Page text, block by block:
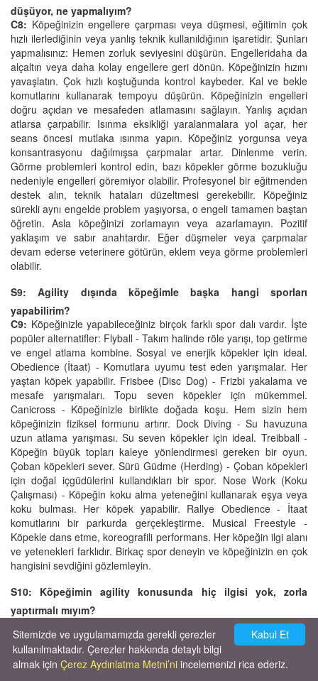
düşüyor, ne yapmalıyım?
C8: Köpeğinizin engellere çarpması veya düşmesi, eğitimin çok
hızlı ilerlediğinin veya yanlış teknik kullanıldığının işaretidir. Şunları
yapmalısınız: Hemen zorluk seviyesini düşürün. Engelleridaha da
alçaltın veya daha kolay engellere geri dönün. Köpeğinizin hızını
yavaşlatın. Çok hızlı koştuğunda kontrol kaybeder. Kal ve bekle
komutlarını kullanarak tempoyu düşürün. Köpeğinizin engelleri
doğru açıdan ve mesafeden atlamasını sağlayın. Yanlış açıdan
atlarsa çarpabilir. Isınma eksikliği yaralanmalara yol açar, her
seans öncesi mutlaka ısınma yapın. Köpeğiniz yorgunsa veya
konsantrasyonu dağılmışsa çarpmalar artar. Dinlenme verin.
Görme problemleri kontrol edin, bazı köpekler görme bozukluğu
nedeniyle engelleri göremiyor olabilir. Profesyonel bir eğitmenden
destek alın, teknik hataları düzeltmesi gerekebilir. Köpeğiniz
sürekli aynı engelde problem yaşıyorsa, o engeli tamamen baştan
öğretin. Asla köpeğinizi zorlamayın veya azarlamayın. Pozitif
yaklaşım ve sabır anahtardır. Eğer düşmeler veya çarpmalar
devam ederse veterinere götürün, eklem veya görme problemleri
olabilir.
S9: Agility dışında köpeğimle başka hangi sporları
yapabilirim?
C9: Köpeğinizle yapabileceğiniz birçok farklı spor dalı vardır. İşte
popüler alternatifler: Flyball - Takım halinde röle yarışı, top getirme
ve engel atlama kombine. Sosyal ve enerjik köpekler için ideal.
Obedience (İtaat) - Komutlara uyumu test eden yarışmalar. Her
yaştan köpek yapabilir. Frisbee (Disc Dog) - Frizbi yakalama ve
mesafe yarışmaları. Topu seven köpekler için mükemmel.
Canicross - Köpeğinizle birlikte doğada koşu. Hem sizin hem
köpeğinizin fiziksel formunu artırır. Dock Diving - Su havuzuna
uzun atlama yarışması. Su seven köpekler için ideal. Treibball -
Köpeğin büyük topları kaleye yönlendirmesi gereken bir oyun.
Çoban köpekleri sever. Sürü Güdme (Herding) - Çoban köpekleri
için doğal içgüdülerini kullandıkları bir spor. Nose Work (Koku
Çalışması) - Köpeğin koku alma yeteneğini kullanarak eşya veya
koku bulması. Her köpek yapabilir. Rallye Obedience - İtaat
komutlarını bir parkurda gerçekleştirme. Musical Freestyle -
Köpekle dans etme, koreografili performans. Her köpeğin ilgi alanı
ve yetenekleri farklıdır. Birkaç spor deneyin ve köpeğinizin en çok
hangisini sevdiğini gözlemleyin.
S10: Köpeğimin agility konusunda hiç ilgisi yok, zorla
yaptırmalı mıyım?
Kesinlikle hayır! Köpeğinizi hiçbir zaman agility veya başka
bir spora zorlamayın. Agility gönüllü ve keyifli bir aktivite olmalıdır.
Eğer köpeğiniz agility'ye ilgi göstermiyorsa bunun birkaç nedeni
olabilir: Köpeğiniz yeterince sosyalleşmemiş veya yeni
Kabul Et
Sitemizde ve uygulamamızda gerekli çerezler
kullanılmaktadır. Çerezler hakkında detaylı bilgi
almak için Çerez Aydınlatma Metni’ni incelemenizi rica ederiz.